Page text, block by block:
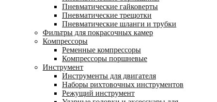
Пневматические гайковерты
Пневматические трещотки
Пневматические шланги и трубки
Фильтры для покрасочных камер
Компрессоры
Ременные компрессоры
Компрессоры поршневые
Инструмент
Инструменты для двигателя
Наборы рихтовочных инструментов
Режущий инструмент